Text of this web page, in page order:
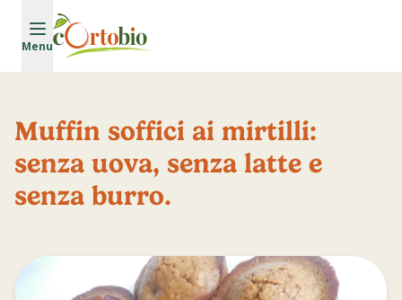
Vai al contenuto principale
Menu
Muffin soffici ai mirtilli:
senza uova, senza latte e
senza burro.